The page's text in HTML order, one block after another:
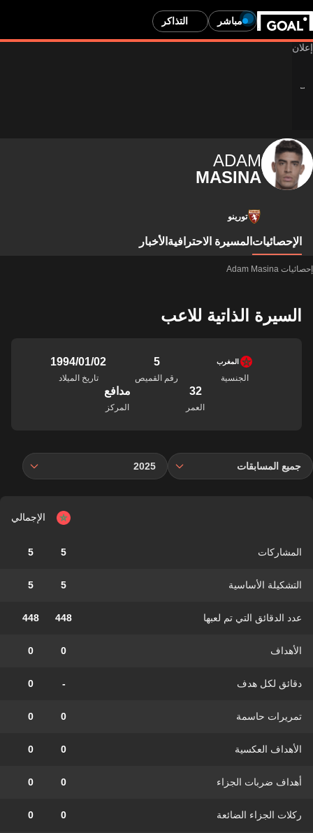
مباشر التذاكر
ADAM
MASINA
تورينو
الإحصائيات المسيرة الاحترافية الأخبار
إحصائيات Adam Masina
السيرة الذاتية للاعب
المغرب
الجنسية
5
رقم القميص
02‏/01‏/1994
تاريخ الميلاد
32
العمر
مدافع
المركز
جميع المسابقات 2025
الإجمالي
المشاركات 5
5
التشكيلة الأساسية 5
5
عدد الدقائق التي تم لعبها 448
448
الأهداف 0
0
دقائق لكل هدف -
0
تمريرات حاسمة 0
0
الأهداف العكسية 0
0
أهداف ضربات الجزاء 0
0
ركلات الجزاء الضائعة 0
0